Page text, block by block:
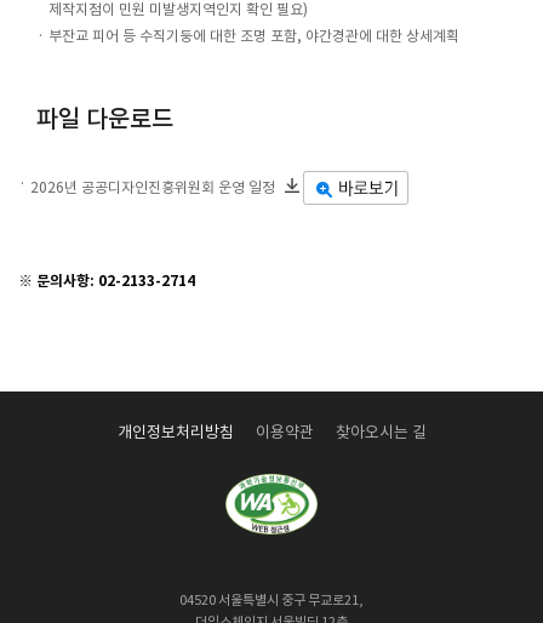
제작지점이 민원 미발생지역인지 확인 필요)
부잔교 피어 등 수직기둥에 대한 조명 포함, 야간경관에 대한 상세계획
파일 다운로드
2026년 공공디자인진흥위원회 운영 일정
※ 문의사항: 02-2133-2714
개인정보처리방침 이용약관 찾아오시는 길
04520 서울특별시 중구 무교로21,